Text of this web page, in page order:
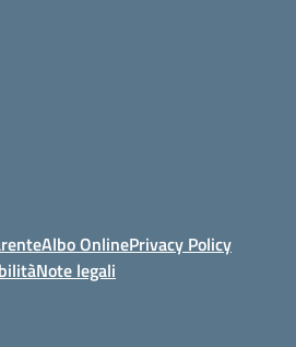
Albo OnlinePrivacy Policy
Note legali